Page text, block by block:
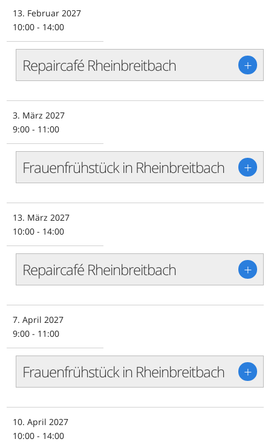
13. Februar 2027
10:00 - 14:00
Repaircafé Rheinbreitbach +
3. März 2027
9:00 - 11:00
Frauenfrühstück in Rheinbreitbach +
13. März 2027
10:00 - 14:00
Repaircafé Rheinbreitbach +
7. April 2027
9:00 - 11:00
Frauenfrühstück in Rheinbreitbach +
10. April 2027
10:00 - 14:00